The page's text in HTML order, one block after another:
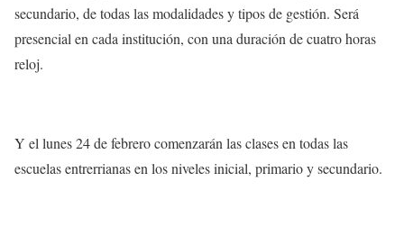
secundario, de todas las modalidades y tipos de gestión. Será
presencial en cada institución, con una duración de cuatro horas
reloj.
Y el lunes 24 de febrero comenzarán las clases en todas las
escuelas entrerrianas en los niveles inicial, primario y secundario.